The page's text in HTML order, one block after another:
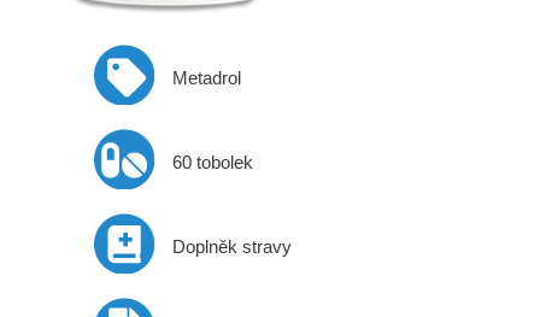
Metadrol
60 tobolek
Doplněk stravy